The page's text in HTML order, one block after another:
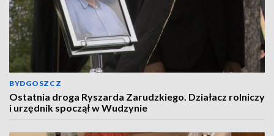
BYDGOSZCZ
Ostatnia droga Ryszarda Zarudzkiego. Działacz rolniczy
i urzędnik spoczął w Wudzynie